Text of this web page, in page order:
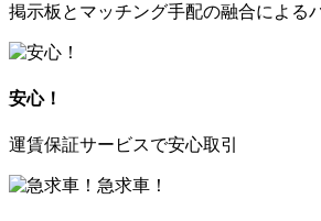
掲示板とマッチング手配の融合による
安心！
運賃保証サービスで安心取引